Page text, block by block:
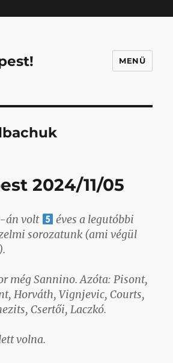
MENÜ
2024/11/05
án volt
éves a legutóbbi
sorozatunk (ami végül
még Sannino. Azóta: Pisont,
Horváth, Vignjevic, Courts,
Csertői, Laczkó.
volna.